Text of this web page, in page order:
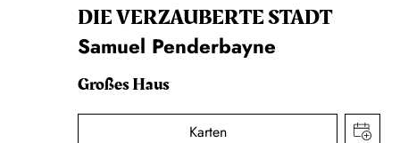
DIE VERZAUBERTE STADT
Samuel Penderbayne
Großes Haus
Karten